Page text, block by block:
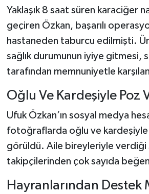
Yaklaşık 8 saat süren karaciğer
geçiren Özkan, başarılı
hastaneden taburcu edilmişti.
sağlık durumunun iyiye gitmesi,
tarafından memnuniyetle
Oğlu Ve Kardeşiyle Poz
Ufuk Özkan’ın sosyal medya
fotoğraflarda oğlu ve kardeşiyle
görüldü. Aile bireyleriyle verdiği
takipçilerinden çok sayıda
Hayranlarından Destek